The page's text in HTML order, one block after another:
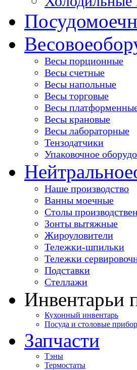
Весовое
Весы порционные
Весы счетные
Весы напольные
Весы торговые
Весы
Весы крановые
Весы лабораторные
Тензодатчики
Упаковочное
Нейтральное
Наше производство
Ванны моечные
Столы
Зонты вытяжные
Жироуловители
Тележки-шпильки
Тележки
Подставки
Стеллажи
Инвентарьи
Кухонный инвентарь
Посуда и столовые
Запчасти
Тэны
Термостаты